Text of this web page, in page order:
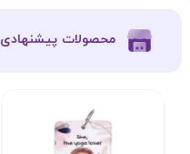
​محصولات پیشنهادی